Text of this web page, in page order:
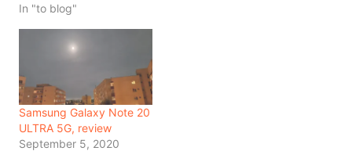
In "to blog"
Samsung Galaxy Note 20
ULTRA 5G, review
September 5, 2020